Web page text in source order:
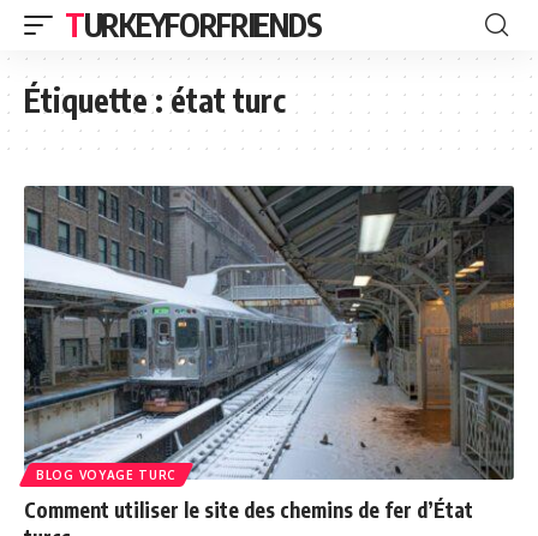
TURKEYFORFRIENDS
Étiquette :état turc
BLOG VOYAGE TURC
Comment utiliser le site des chemins de fer d’État